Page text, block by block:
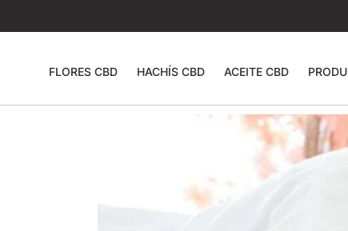
FLORES CBD HACHÍS CBD ACEITE CBD